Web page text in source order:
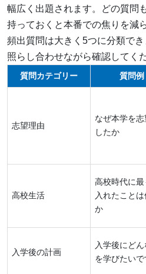
幅広く出題されます。どの質問
持っておくと本番での焦りを減
頻出質問は大きく5つに分類で
照らし合わせながら確認してく
質問カテゴリー 質問例
志望理由
なぜ本学を志
したか
高校生活
高校時代に最
入れたこと
か
入学後の計画
入学後にどん
を学びたい